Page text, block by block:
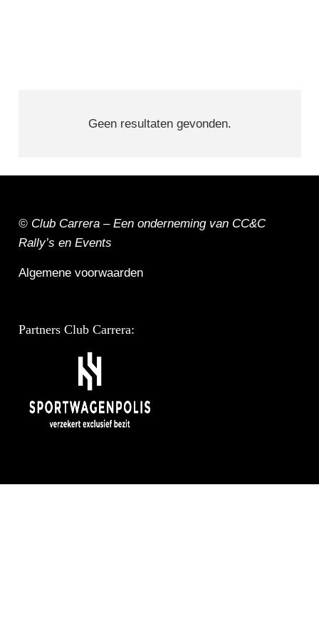
Geen resultaten gevonden.
© Club Carrera – Een onderneming van CC&C
Rally’s en Events
Algemene voorwaarden
Partners Club Carrera: